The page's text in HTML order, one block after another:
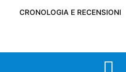
CRONOLOGIA E RECENSIONI